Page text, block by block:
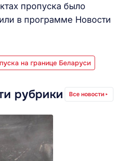
пропуска было
в программе Новости
на границе Беларуси
рубрики Все новости